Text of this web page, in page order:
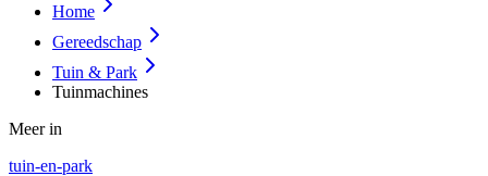
Home
Gereedschap
Tuin & Park
Tuinmachines
Meer in
tuin-en-park